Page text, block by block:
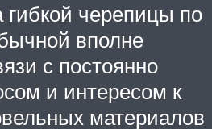
черепицы по
вполне
с постоянно
и интересом к
материалов